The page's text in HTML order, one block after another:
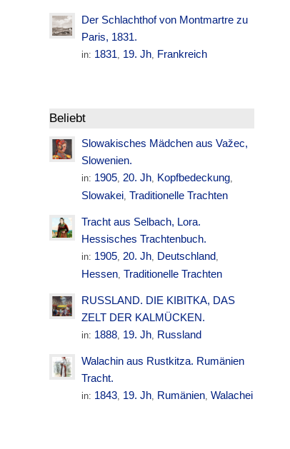
Der Schlachthof von Montmartre zu
Paris, 1831.
in: 1831, 19. Jh, Frankreich
Beliebt
Slowakisches Mädchen aus Važec,
Slowenien.
in: 1905,20. Jh, Kopfbedeckung,
Slowakei, Traditionelle Trachten
Tracht aus Selbach, Lora.
Hessisches Trachtenbuch.
in: 1905,20. Jh, Deutschland,
Hessen, Traditionelle Trachten
RUSSLAND. DIE KIBITKA, DAS
ZELT DER KALMÜCKEN.
in: 1888, 19. Jh, Russland
Walachin aus Rustkitza. Rumänien
Tracht.
in: 1843, 19. Jh, Rumänien,Walachei